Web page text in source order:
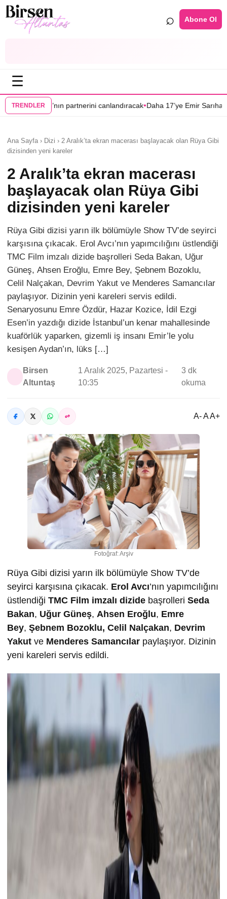
⌕ Abone Ol
☰
TRENDLER
canlandıracak•Daha 17’ye Emir Sarıhan ailesiyle geliyor•
Ana Sayfa › Dizi › 2 Aralık’ta ekran macerası başlayacak olan Rüya Gibi
dizisinden yeni kareler
2 Aralık’ta ekran macerası
başlayacak olan Rüya Gibi
dizisinden yeni kareler
Rüya Gibi dizisi yarın ilk bölümüyle Show TV’de seyirci
karşısına çıkacak. Erol Avcı’nın yapımcılığını üstlendiği
TMC Film imzalı dizide başrolleri Seda Bakan, Uğur
Güneş, Ahsen Eroğlu, Emre Bey, Şebnem Bozoklu,
Celil Nalçakan, Devrim Yakut ve Menderes Samancılar
paylaşıyor. Dizinin yeni kareleri servis edildi.
Senaryosunu Emre Özdür, Hazar Kozice, İdil Ezgi
Esen’in yazdığı dizide İstanbul’un kenar mahallesinde
kuaförlük yaparken, gizemli iş insanı Emir’le yolu
kesişen Aydan’ın, lüks […]
Birsen
Altuntaş
1 Aralık 2025, Pazartesi -
10:35
3 dk
okuma
A- A A+
Fotoğraf: Arşiv
Rüya Gibi dizisi yarın ilk bölümüyle Show TV’de
seyirci karşısına çıkacak. Erol Avcı’nın yapımcılığını
üstlendiği TMC Film imzalı dizide başrolleri Seda
Bakan, Uğur Güneş, Ahsen Eroğlu, Emre
Bey, Şebnem Bozoklu, Celil Nalçakan, Devrim
Yakut ve Menderes Samancılar paylaşıyor. Dizinin
yeni kareleri servis edildi.